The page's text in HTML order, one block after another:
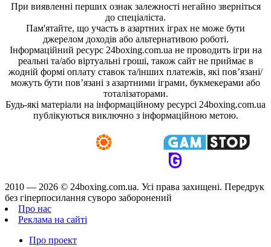
При виявленні перших ознак залежності негайно зверніться
до спеціаліста.
Пам'ятайте, що участь в азартних іграх не може бути
джерелом доходів або альтернативою роботі.
Інформаційний ресурс 24boxing.com.ua не проводить ігри на
реальні та/або віртуальні гроші, також сайт не приймає в
жодній формі оплату ставок та/інших платежів, які пов’язані/
можуть бути пов’язані з азартними іграми, букмекерами або
тоталізаторами.
Будь-які матеріали на інформаційному ресурсі 24boxing.com.ua
публікуються виключно з інформаційною метою.
2010 — 2026 © 24boxing.com.ua. Усi права захищенi. Передрук
без гіперпосилання суворо заборонений
Про нас
Реклама на сайті
Про проект